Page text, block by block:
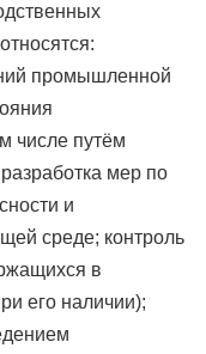
промышленной
числе путём
мер по
и
среде; контроль
в
его наличии);